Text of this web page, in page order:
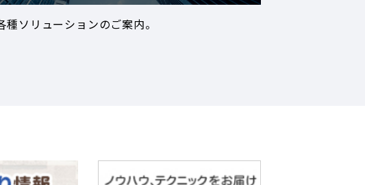
ソリューションのご案内。